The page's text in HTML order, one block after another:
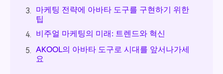
3. 마케팅 전략에 아바타 도구를 구현하기 위한
팁
4. 비주얼 마케팅의 미래: 트렌드와 혁신
5. AKOOL의 아바타 도구로 시대를 앞서나가세
요